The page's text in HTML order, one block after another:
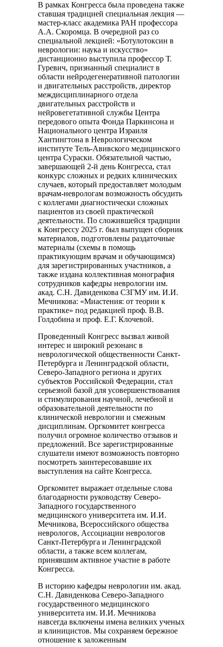
В рамках Конгресса была проведена также
ставшая традицией специальная лекция —
мастер-класс академика РАН профессора
А.А. Скоромца. В очередной раз со
специальной лекцией: «Ботулотоксин в
неврологии: наука и искусство»
дистанционно выступила профессор Т.
Гуревич, признанный специалист в
области нейродегенеративной патологии
и двигательных расстройств, директор
междисциплинарного отдела
двигательных расстройств и
нейровегетативной службы Центра
передового опыта Фонда Паркинсона и
Национального центра Израиля
Хантингтона в Неврологическом
институте Тель-Авивского медицинского
центра Сураски. Обязательной частью,
завершающей 2-й день Конгресса, стал
конкурс сложных и редких клинических
случаев, который предоставляет молодым
врачам-неврологам возможность обсудить
с коллегами диагностически сложных
пациентов из своей практической
деятельности. По сложившейся традиции
к Конгрессу 2025 г. был выпущен сборник
материалов, подготовлены раздаточные
материалы (схемы в помощь
практикующим врачам и обучающимся)
для зарегистрированных участников, а
также издана коллективная монография
сотрудников кафедры неврологии им.
акад. С.Н. Давиденкова СЗГМУ им. И.И.
Мечникова: «Миастения: от теории к
практике» под редакцией проф. В.В.
Голдобина и проф. Е.Г. Клочевой.
Проведенный Конгресс вызвал живой
интерес и широкий резонанс в
неврологической общественности Санкт-
Петербурга и Ленинградской области,
Северо-Западного региона и других
субъектов Российской Федерации, стал
серьезной базой для усовершенствования
и стимулирования научной, лечебной и
образовательной деятельности по
клинической неврологии и смежным
дисциплинам. Оргкомитет конгресса
получил огромное количество отзывов и
предложений. Все зарегистрированные
слушатели имеют возможность повторно
посмотреть заинтересовавшие их
выступления на сайте Конгресса.
Оргкомитет выражает отдельные слова
благодарности руководству Северо-
Западного государственного
медицинского университета им. И.И.
Мечникова, Всероссийского общества
неврологов, Ассоциации неврологов
Санкт-Петербурга и Ленинградской
области, а также всем коллегам,
принявшим активное участие в работе
Конгресса.
В историю кафедры неврологии им. акад.
С.Н. Давиденкова Северо-Западного
государственного медицинского
университета им. И.И. Мечникова
навсегда включены имена великих ученых
и клиницистов. Мы сохраняем бережное
отношение к заложенным